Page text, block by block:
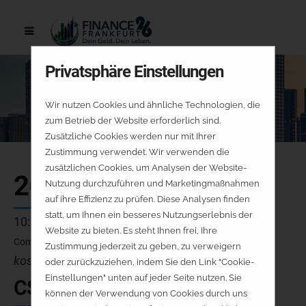
26.09.
10:00 - 10:25 Uhr
Community-Stage
kostenfrei - keine Platzreservierung
CS-V1-SA
Privatsphäre Einstellungen
Wir nutzen Cookies und ähnliche Technologien, die
zum Betrieb der Website erforderlich sind.
Zusätzliche Cookies werden nur mit Ihrer
Zustimmung verwendet. Wir verwenden die
zusätzlichen Cookies, um Analysen der Website-
Nutzung durchzuführen und Marketingmaßnahmen
auf ihre Effizienz zu prüfen. Diese Analysen finden
statt, um Ihnen ein besseres Nutzungserlebnis der
Website zu bieten. Es steht Ihnen frei, Ihre
Zustimmung jederzeit zu geben, zu verweigern
oder zurückzuziehen, indem Sie den Link "Cookie-
Einstellungen" unten auf jeder Seite nutzen. Sie
können der Verwendung von Cookies durch uns